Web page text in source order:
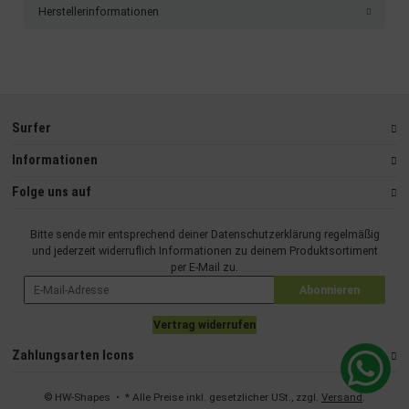
Herstellerinformationen
Surfer
Informationen
Folge uns auf
Bitte sende mir entsprechend deiner Datenschutzerklärung regelmäßig
und jederzeit widerruflich Informationen zu deinem Produktsortiment
per E-Mail zu.
Abonnieren
Vertrag widerrufen
Zahlungsarten Icons
© HW-Shapes • * Alle Preise inkl. gesetzlicher USt., zzgl. Versand.